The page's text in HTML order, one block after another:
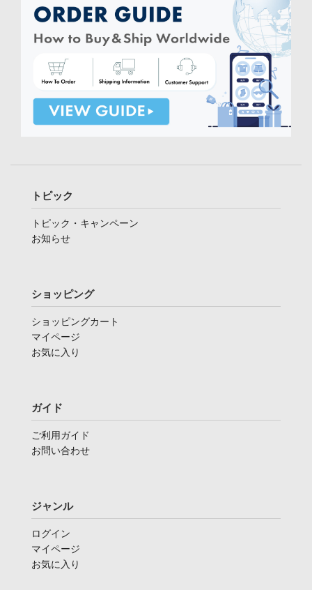
トピック
トピック・キャンペーン
お知らせ
ショッピング
ショッピングカート
マイページ
お気に入り
ガイド
ご利用ガイド
お問い合わせ
ジャンル
ログイン
マイページ
お気に入り